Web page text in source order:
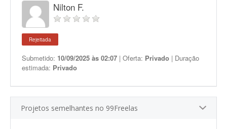
Nilton F.
Rejeitada
Submetido: 10/09/2025 às 02:07 | Oferta: Privado | Duração
estimada: Privado
Projetos semelhantes no 99Freelas